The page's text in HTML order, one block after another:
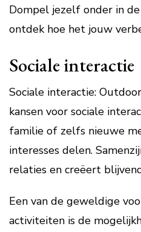
Dompel jezelf onder in
ontdek hoe het jouw
Sociale interactie
Sociale interactie:
kansen voor sociale
familie of zelfs nieuwe
interesses delen.
relaties en creëert
Een van de geweldige
activiteiten is de